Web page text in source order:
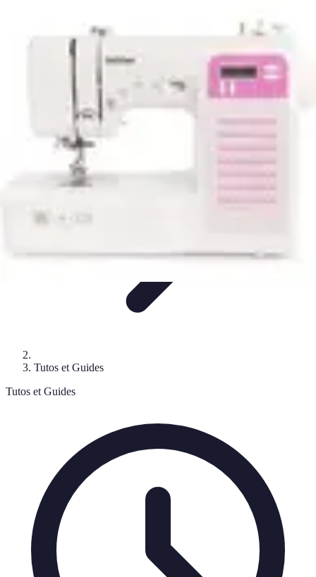
Qualité de Code
Langages de
ProgrammationTendances
Tutoriel Programmation
Tutos et Guides
Tutos et Guides